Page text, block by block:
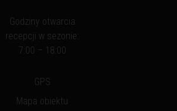
Godziny otwarcia
recepcji w sezonie:
7:00 – 18:00
GPS
Mapa obiektu